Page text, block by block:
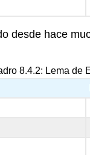
desde hace
8.4.2: Lema de